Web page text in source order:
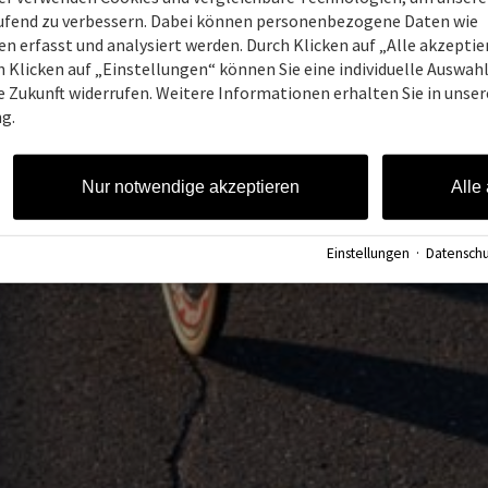
Landschaften, spürst den Wind im
liegen. Dabei bist Du flexibel, aktiv und
intensiver erleben – ob allein, mit
Dein nächstes Abenteuer wartet schon.
zu verbessern. Dabei können personenbezogene Daten wie
erfasst und analysiert werden. Durch Klicken auf „Alle
Klicken auf „Einstellungen“ können Sie eine individuelle
Zukunft widerrufen. Weitere Informationen erhalten Sie in
Alle
Nur notwendige akzeptieren
Einstellungen ·